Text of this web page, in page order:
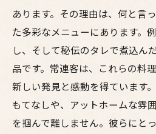
あります。その理由は、何と言
た多彩なメニューにあります。
し、そして秘伝のタレで煮込ん
品です。常連客は、これらの料
新しい発見と感動を得ています
もてなしや、アットホームな雰
を掴んで離しません。彼らにと